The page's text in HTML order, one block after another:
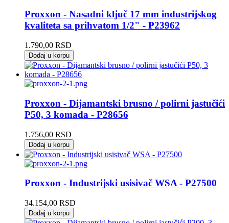
Proxxon - Nasadni ključ 17 mm industrijskog
kvaliteta sa prihvatom 1/2" - P23962
1.790,00 RSD
Dodaj u korpu
Proxxon - Dijamantski brusno / polirni jastučići
P50, 3 komada - P28656
1.756,00 RSD
Dodaj u korpu
Proxxon - Industrijski usisivač WSA - P27500
34.154,00 RSD
Dodaj u korpu